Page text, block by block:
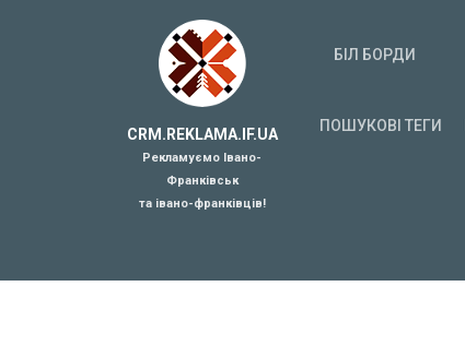
CRM.REKLAMA.IF.UA
Рекламуємо Івано-
Франківськ
та івано-франківців!
БІЛ БОРДИ
ПОШУКОВІ ТЕГИ